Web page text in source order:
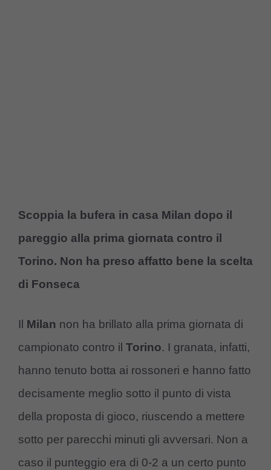
Scoppia la bufera in casa Milan dopo il
pareggio alla prima giornata contro il
Torino. Non ha preso affatto bene la scelta
di Fonseca
Il Milan non ha brillato alla prima giornata di
campionato contro il Torino. I granata, infatti,
hanno tenuto botta ai rossoneri e hanno fatto
decisamente meglio sotto il punto di vista
della proposta di gioco, riuscendo a mettere
sotto per parecchi minuti gli avversari. Non a
caso il punteggio era di 0-2 a un certo punto